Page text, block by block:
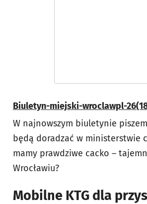
Biuletyn-miejski-wroclawpl-
W najnowszym biuletynie
będą doradzać w ministerstwie
mamy prawdziwe cacko –
Wrocławiu?
Mobilne KTG dla